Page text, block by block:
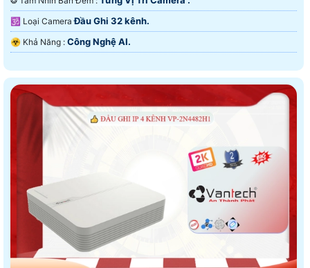
🕉️ Loại CameraĐầu Ghi 32 kênh.
️☣️ Khả Năng : Công Nghệ AI.